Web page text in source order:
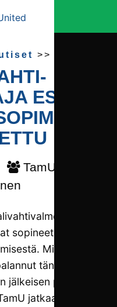
>>
ESA
TamU
sopineet
Miesten
tänään
jälkeisen pienen
jatkaa